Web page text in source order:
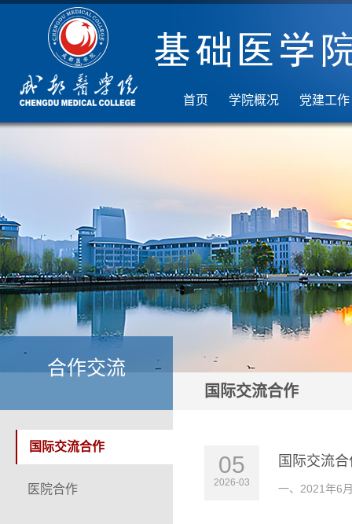
首页 学院概况 党建工作
合作交流
国际交流合作
国际交流合作
医院合作
05
2026-03
国际交流合
一、2021年6